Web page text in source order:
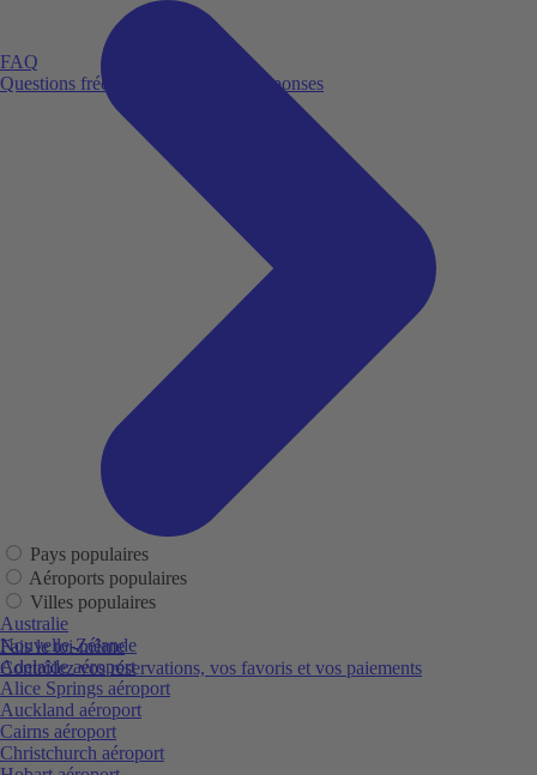
FAQ
Questions fréquemment posées et réponses
Fais le toi-même
Contrôlez vos réservations, vos favoris et vos paiements
Pays populaires
Aéroports populaires
Villes populaires
Australie
Nouvelle-Zélande
Adelaide aéroport
Alice Springs aéroport
Auckland aéroport
Cairns aéroport
Christchurch aéroport